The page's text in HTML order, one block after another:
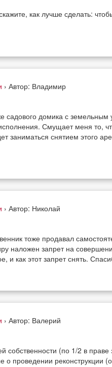
как лучше сделать:
› Автор: Владимир
садового домика с земельным
Смущает меня то,
заниматься снятием этого
› Автор: Николай
тоже продавал
наложен запрет на
и как этот запрет снять.
› Автор: Валерий
собственности (по 1/2 в
проведении реконструкции